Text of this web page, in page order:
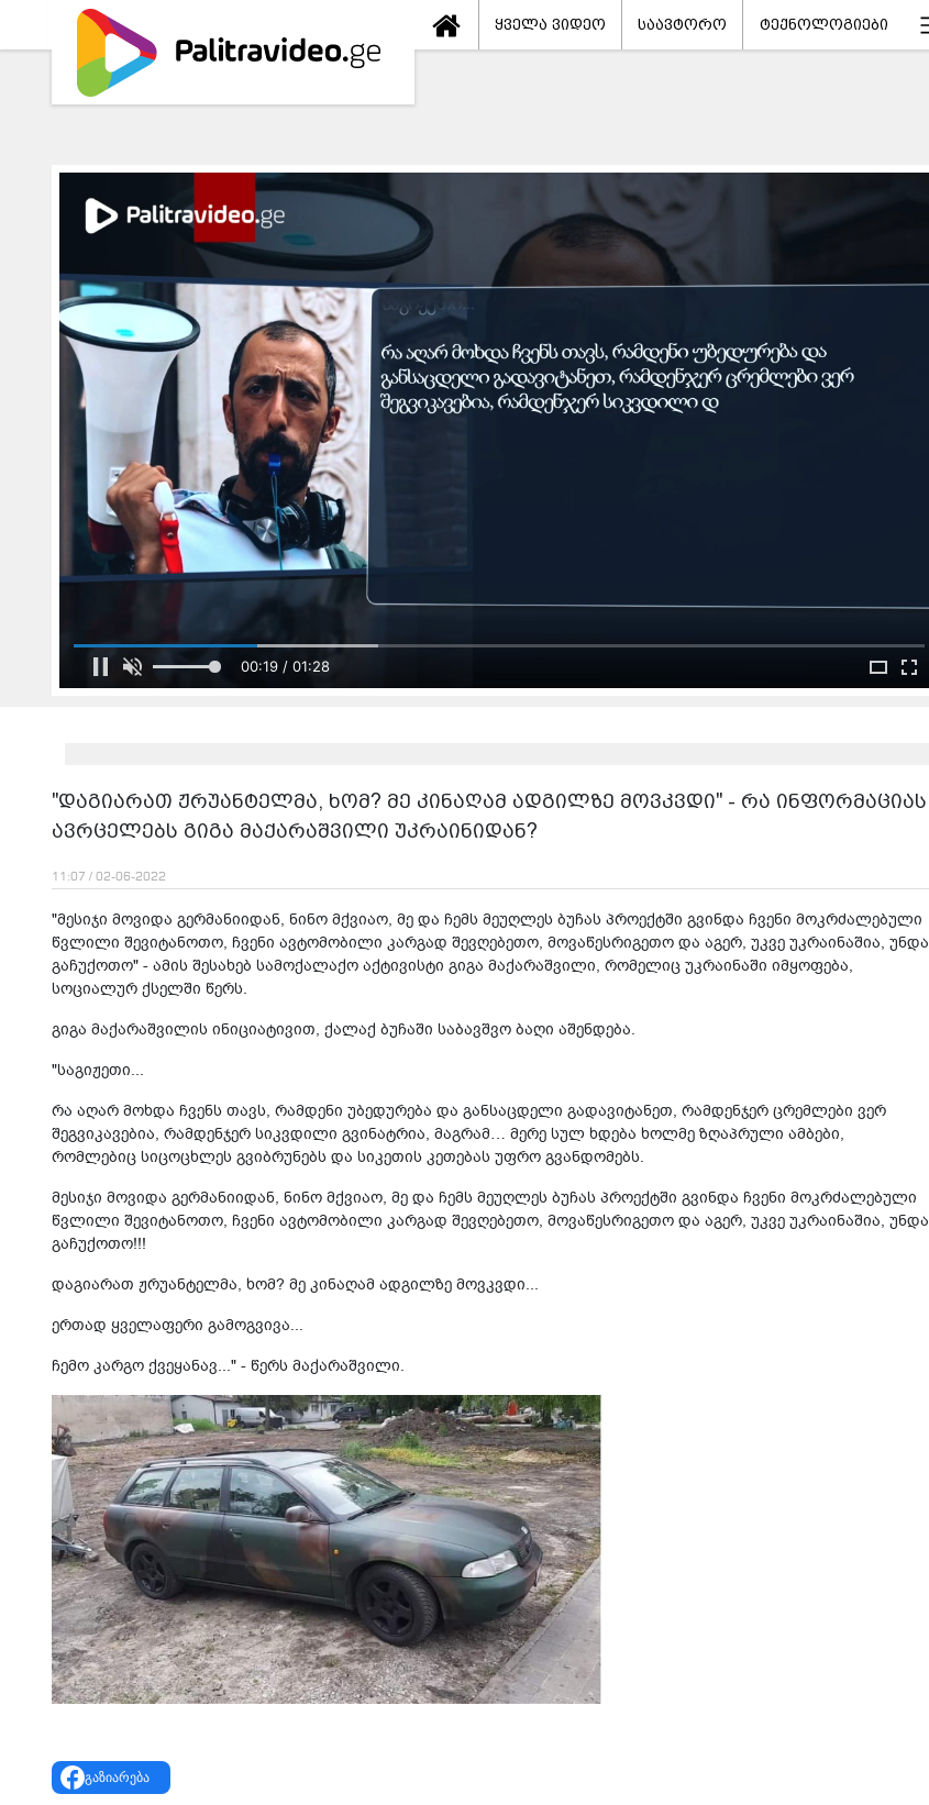
ყველა ვიდეო საავტორო ტექნოლოგიები
00:21 / 01:28
"დაგიარათ ჟრუანტელმა, ხომ? მე კინაღამ ადგილზე მოვკვდი" - რა ინფორმაციას
ავრცელებს გიგა მაქარაშვილი უკრაინიდან?
11:07 / 02-06-2022
"მესიჯი მოვიდა გერმანიიდან, ნინო მქვიაო, მე და ჩემს მეუღლეს ბუჩას პროექტში გვინდა ჩვენი მოკრძალებული
წვლილი შევიტანოთო, ჩვენი ავტომობილი კარგად შევღებეთო, მოვაწესრიგეთო და აგერ, უკვე უკრაინაშია, უნდა
გაჩუქოთო" - ამის შესახებ სამოქალაქო აქტივისტი გიგა მაქარაშვილი, რომელიც უკრაინაში იმყოფება,
სოციალურ ქსელში წერს.
გიგა მაქარაშვილის ინიციატივით, ქალაქ ბუჩაში საბავშვო ბაღი აშენდება.
"საგიჟეთი...
რა აღარ მოხდა ჩვენს თავს, რამდენი უბედურება და განსაცდელი გადავიტანეთ, რამდენჯერ ცრემლები ვერ
შეგვიკავებია, რამდენჯერ სიკვდილი გვინატრია, მაგრამ… მერე სულ ხდება ხოლმე ზღაპრული ამბები,
რომლებიც სიცოცხლეს გვიბრუნებს და სიკეთის კეთებას უფრო გვანდომებს.
მესიჯი მოვიდა გერმანიიდან, ნინო მქვიაო, მე და ჩემს მეუღლეს ბუჩას პროექტში გვინდა ჩვენი მოკრძალებული
წვლილი შევიტანოთო, ჩვენი ავტომობილი კარგად შევღებეთო, მოვაწესრიგეთო და აგერ, უკვე უკრაინაშია, უნდა
გაჩუქოთო!!!
დაგიარათ ჟრუანტელმა, ხომ? მე კინაღამ ადგილზე მოვკვდი...
ერთად ყველაფერი გამოგვივა...
ჩემო კარგო ქვეყანავ..." - წერს მაქარაშვილი.
გაზიარება